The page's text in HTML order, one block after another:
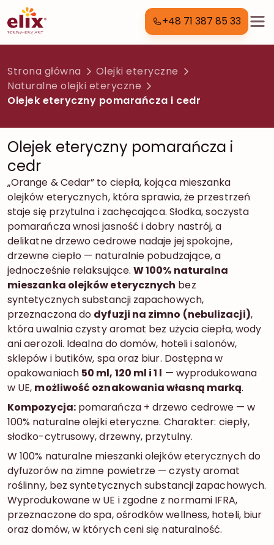
+48 71 387 85 33
Strona główna
Olejki eteryczne
Naturalne olejki eteryczne
Olejek eteryczny pomarańcza i cedr
Olejek eteryczny pomarańcza i
cedr
„Orange & Cedar” to ciepła, kojąca mieszanka
olejków eterycznych, która sprawia, że przestrzeń
staje się przytulna i zachęcająca. Słodka, soczysta
pomarańcza wnosi jasność i dobry nastrój, a
delikatne drzewo cedrowe nadaje jej spokojne,
drzewne ciepło — naturalnie pobudzające, a
jednocześnie relaksujące.W 100% naturalna
mieszanka olejków eterycznych bez
syntetycznych substancji zapachowych,
przeznaczona do dyfuzji na zimno (nebulizacji),
która uwalnia czysty aromat bez użycia ciepła, wody
ani aerozoli. Idealna do domów, hoteli i salonów,
sklepów i butików, spa oraz biur. Dostępna w
opakowaniach 50 ml, 120 ml i 1 l — wyprodukowana
w UE, możliwość oznakowania własną marką.
Kompozycja:pomarańcza + drzewo cedrowe — w
100% naturalne olejki eteryczne. Charakter: ciepły,
słodko-cytrusowy, drzewny, przytulny.
W 100% naturalne mieszanki olejków eterycznych do
dyfuzorów na zimne powietrze — czysty aromat
roślinny, bez syntetycznych substancji zapachowych.
Wyprodukowane w UE i zgodne z normami IFRA,
przeznaczone do spa, ośrodków wellness, hoteli, biur
oraz domów, w których ceni się naturalność.